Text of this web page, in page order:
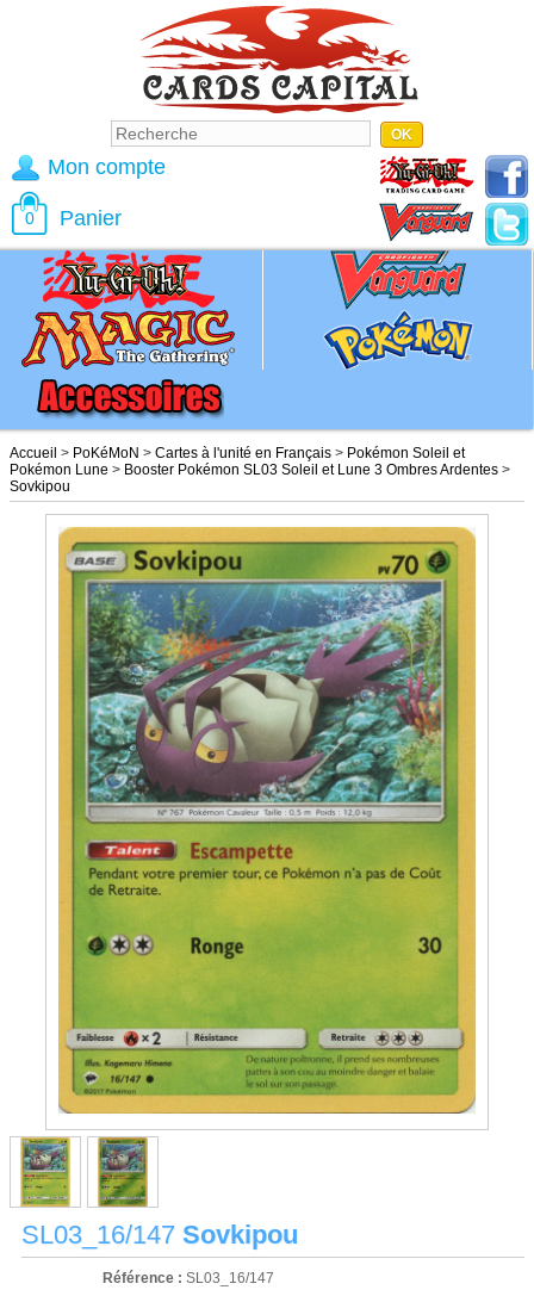
Accueil > PoKéMoN > Cartes à l'unité en Français > Pokémon Soleil et
Pokémon Lune > Booster Pokémon SL03 Soleil et Lune 3 Ombres Ardentes >
Sovkipou
SL03_16/147 Sovkipou
Référence : SL03_16/147
Mon compte
0 Panier